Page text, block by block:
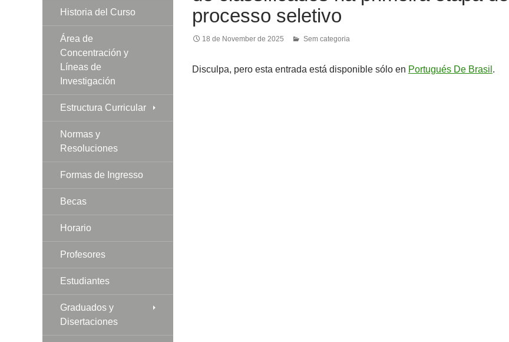
processo seletivo
18 de November de 2025 Sem categoria
Disculpa, pero esta entrada está disponible sólo en Portugués De Brasil .
Historia del Curso
Área de
Concentración y
Líneas de
Investigación
Estructura Curricular
Normas y
Resoluciones
Formas de Ingresso
Becas
Horario
Profesores
Estudiantes
Graduados y
Disertaciones